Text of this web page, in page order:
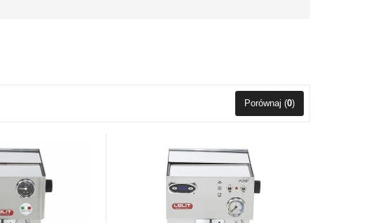
Porównaj (0)